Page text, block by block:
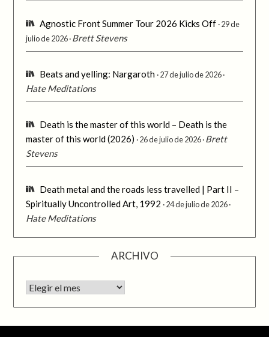
Agnostic Front Summer Tour 2026 Kicks Off 29 de
julio de 2026 Brett Stevens
Beats and yelling: Nargaroth 27 de julio de 2026
Hate Meditations
Death is the master of this world – Death is the
master of this world (2026)
26 de julio de 2026 Brett
Stevens
Death metal and the roads less travelled | Part II –
Spiritually Uncontrolled Art, 1992
24 de julio de 2026
Hate Meditations
ARCHIVO
Archivo